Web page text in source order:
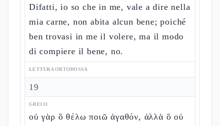
Difatti, io so che in me, vale a dire nella
mia carne, non abita alcun bene; poiché
ben trovasi in me il volere, ma il modo
di compiere il bene, no.
LETTURA ORTODOSSA
19
GRECO
οὐ γὰρ ὃ θέλω ποιῶ ἀγαθόν, ἀλλὰ ὃ οὐ